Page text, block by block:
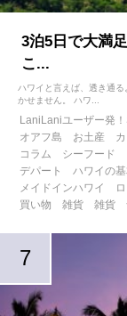
3泊5日で大満
こ...
ハワイと言えば、透き通
かせません。 ハワ...
LaniLaniユーザー発
オアフ島
お土産
コラム
シーフード
デパート
ハワイの
メイドインハワイ
買い物
雑貨 雑貨